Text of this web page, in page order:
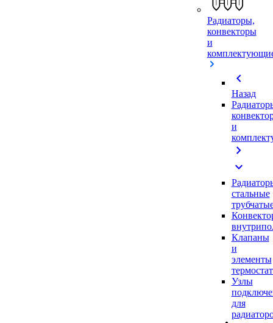
Радиаторы,
конвекторы
и
chevron_left
Назад
и
chevron_right
expand_more
стальные
Клапаны
и
элементы
Узлы
для